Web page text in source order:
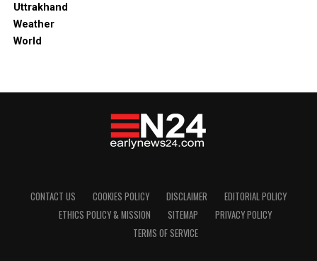
Uttrakhand
Weather
World
CONTACT US COOKIES POLICY DISCLAIMER
EDITORIAL POLICY
ETHICS POLICY & MISSION
SITEMAP
PRIVACY POLICY
TERMS OF SERVICE